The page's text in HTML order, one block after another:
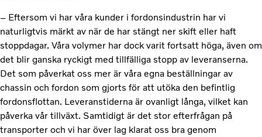
– Eftersom vi har våra kunder i fordonsindustrin har vi
naturligtvis märkt av när de har stängt ner skift eller haft
stoppdagar. Våra volymer har dock varit fortsatt höga, även om
det blir ganska ryckigt med tillfälliga stopp av leveranserna.
Det som påverkat oss mer är våra egna beställningar av
chassin och fordon som gjorts för att utöka den befintlig
fordonsflottan. Leveranstiderna är ovanligt långa, vilket kan
påverka vår tillväxt. Samtidigt är det stor efterfrågan på
transporter och vi har över lag klarat oss bra genom